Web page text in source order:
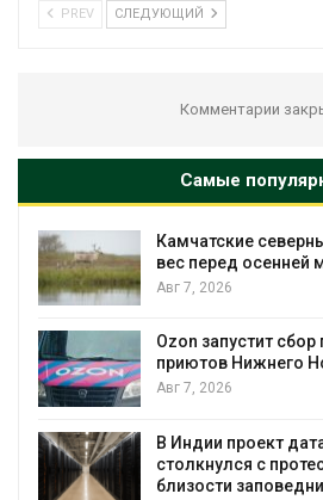
PREV СЛЕДУЮЩИЙ
Комментарии
Самые
Камчатские северные
вес перед осенней
Авг 7, 2026
Ozon запустит сбор
приютов Нижнего
Авг 7, 2026
В Индии проект дата-
столкнулся с
близости заповедника